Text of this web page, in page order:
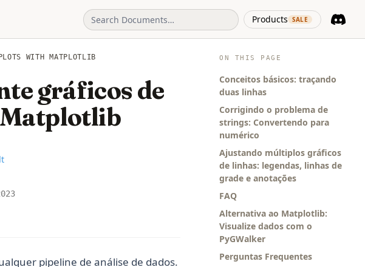
Products SALE
(opens in
ON THIS PAGE
Conceitos básicos: traçando
duas linhas
Corrigindo o problema de
strings: Convertendo para
numérico
Ajustando múltiplos gráficos
de linhas: legendas, linhas de
grade e anotações
FAQ
Alternativa ao Matplotlib:
Visualize dados com o
PyGWalker
Perguntas Frequentes
WITH MATPLOTLIB
gráficos de
pipeline de análise de dados.